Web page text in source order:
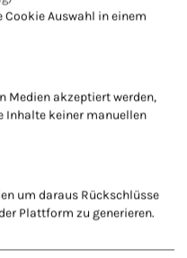
Cookie Auswahl in einem
Medien akzeptiert werden,
Inhalte keiner manuellen
um daraus Rückschlüsse
Plattform zu generieren.